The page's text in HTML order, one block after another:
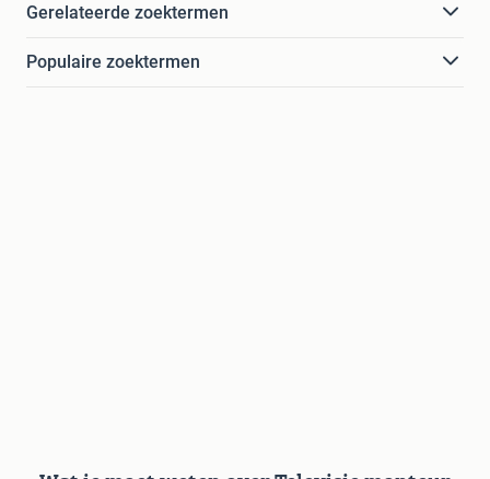
Gerelateerde zoektermen
Populaire zoektermen